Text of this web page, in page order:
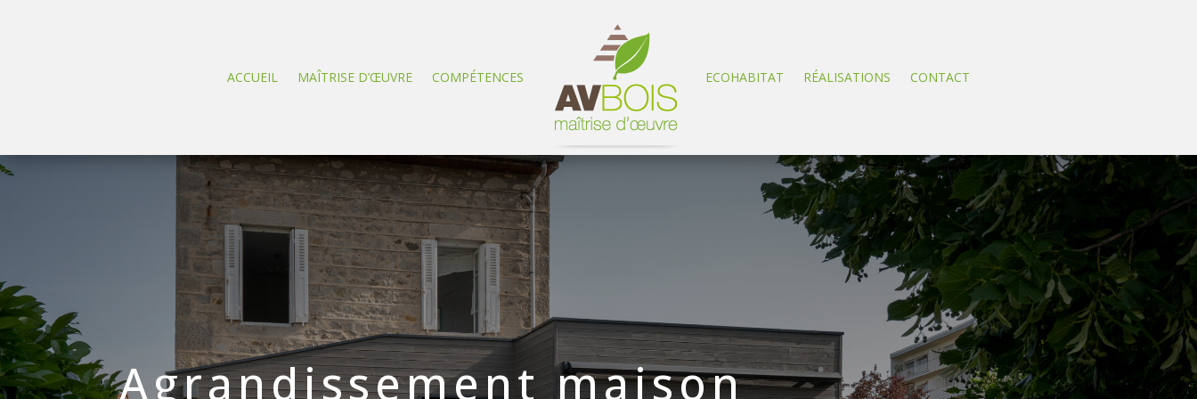
ACCUEIL MAÎTRISE D’ŒUVRE COMPÉTENCES ECOHABITAT RÉALISATIONS CONTACT
Agrandissement maison